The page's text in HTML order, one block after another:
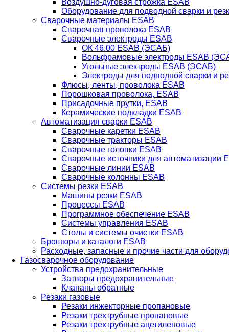
Воздушно-дуговая строжка ESAB
Оборудование для подводной сварки и
Сварочные материалы ESAB
Сварочная проволока ESAB
Сварочные электроды ESAB
ОК 46.00 ESAB (ЭСАБ)
Вольфрамовые электроды ESAB
Угольные электроды ESAB (ЭСАБ)
Электроды для подводной сварки и
Флюсы, ленты, проволока ESAB
Порошковая проволока, ESAB
Присадочные прутки, ESAB
Керамические подкладки ESAB
Автоматизация сварки ESAB
Сварочные каретки ESAB
Сварочные тракторы ESAB
Сварочные головки ESAB
Сварочные источники для автоматизации
Сварочные линии ESAB
Сварочные колонны ESAB
Системы резки ESAB
Машины резки ESAB
Процессы ESAB
Программное обеспечение ESAB
Системы управления ESAB
Столы и системы очистки ESAB
Брошюры и каталоги ESAB
Расходные, запасные и прочие части для
Газосварочное оборудование
Устройства предохранительные
Затворы предохранительные
Клапаны обратные
Резаки газовые
Резаки инжекторные пропановые
Резаки трехтрубные пропановые
Резаки трехтрубные ацетиленовые